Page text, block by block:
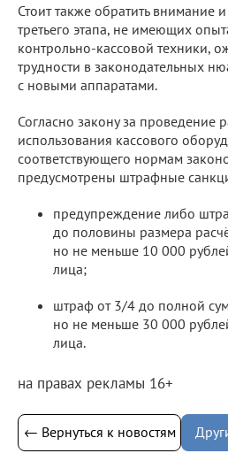
Стоит также обратить внимание
третьего этапа, не имеющих
контрольно-кассовой техники,
трудности в законодательных
с новыми аппаратами.
Согласно закону за проведение
использования кассового
соответствующего нормам
предусмотрены штрафные
предупреждение либо
до половины размера
но не меньше 10 000
лица;
штраф от 3/4 до полной
но не меньше 30 000
лица.
на правах рекламы 16+
← Вернуться к новостям